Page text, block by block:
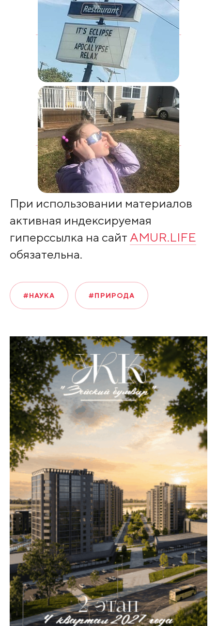
При использовании материалов
активная индексируемая
гиперссылка на сайт AMUR.LIFE
обязательна.
#НАУКА #ПРИРОДА